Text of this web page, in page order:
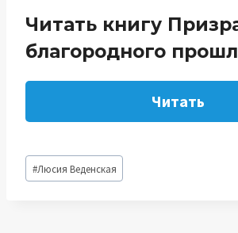
Читать книгу
благородного
Читать
Метки
записи:
#Люсия Веденская